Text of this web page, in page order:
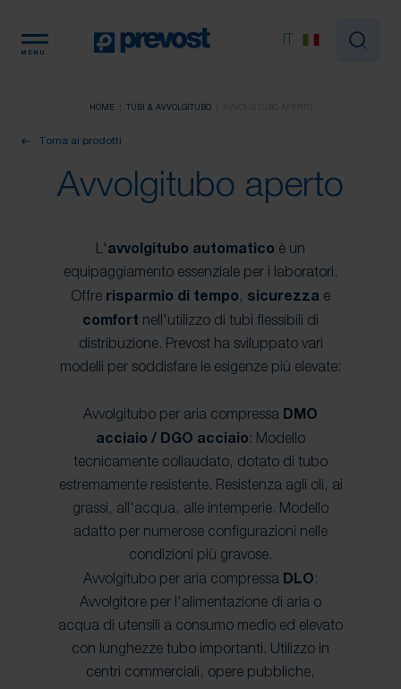
MENU
IT
HOME TUBI & AVVOLGITUBO
Torna ai prodotti
Avvolgitubo aperto
L' avvolgitubo automatico è un
equipaggiamento essenziale per i laboratori.
Offre risparmio di tempo , sicurezza e
comfort nell'utilizzo di tubi flessibili di
distribuzione. Prevost ha sviluppato vari
modelli per soddisfare le esigenze più elevate:
Avvolgitubo per aria compressa DMO
acciaio / DGO acciaio : Modello
tecnicamente collaudato, dotato di tubo
estremamente resistente. Resistenza agli oli, ai
grassi, all'acqua, alle intemperie. Modello
adatto per numerose configurazioni nelle
condizioni più gravose.
Avvolgitubo per aria compressa DLO :
Avvolgitore per l'alimentazione di aria o
acqua di utensili a consumo medio ed elevato
con lunghezze tubo importanti. Utilizzo in
centri commerciali, opere pubbliche,